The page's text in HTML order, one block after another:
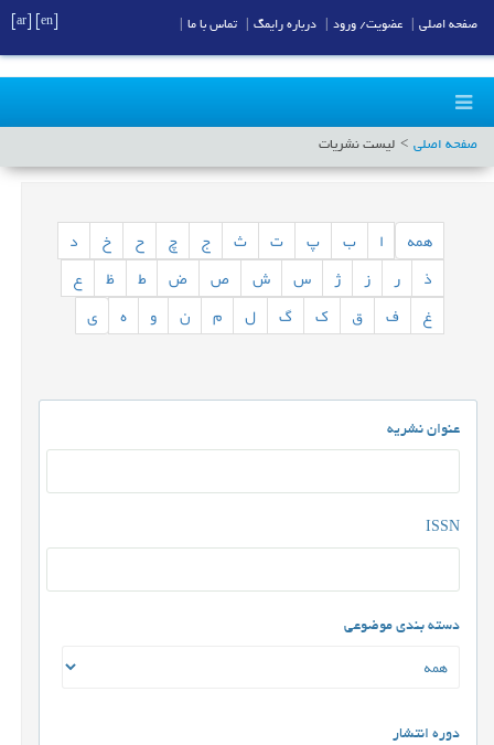
صفحه اصلی لیست نشریات
همه ب پ ت ث ج چ ح خ
د
ذ
ر ز ژ س ش ص ض ط ظ
ع
غ
ف ق ک گ ل م ن و ه ی
عنوان نشریه
ISSN
دسته بندی موضوعی
دوره انتشار
صفحه اصلی عضویت/ ورود درباره رایمگ تماس با ما